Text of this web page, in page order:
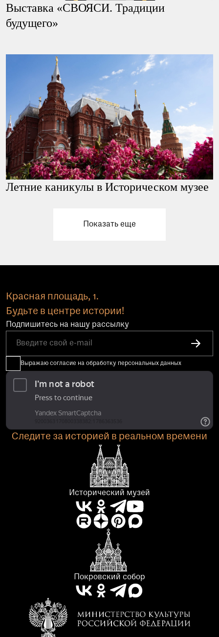
Выставка «СВОЯСИ. Традиции
будущего»
Летние каникулы в Историческом музее
Показать еще
Красная площадь, 1.
Будьте в центре истории!
Подпишитесь на нашу рассылку
Выражаю согласие на обработку персональных данных
Следите за историей в реальном времени
Исторический музей
Покровский собор